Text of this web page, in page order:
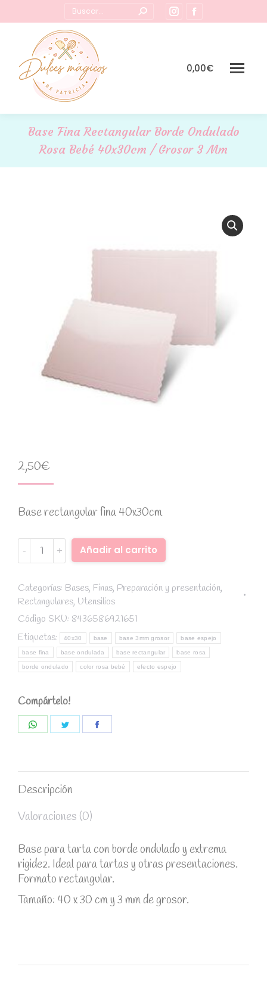
Buscar:
Instagram
page
new
page
in
0,00€
Base Fina Rectangular Borde Ondulado
Rosa Bebé 40x30cm / Grosor 3 Mm
2,50€
Base rectangular fina 40x30cm
Base
fina
borde
ondulado
rosa
bebé
40x30cm
/
3
mm
quantity
Añadir al carrito
Categorías: Bases, Finas, Preparación y presentación,
Rectangulares, Utensilios
Código SKU: 8436586921651
Etiquetas:
40x30 base base 3mm grosor base espejo
base fina base ondulada base rectangular base rosa
borde ondulado color rosa bebé efecto espejo
Compártelo!
Descripción
Valoraciones (0)
Base para tarta con borde ondulado y extrema
rigidez. Ideal para tartas y otras presentaciones.
Formato rectangular.
Tamaño: 40 x 30 cm y 3 mm de grosor.